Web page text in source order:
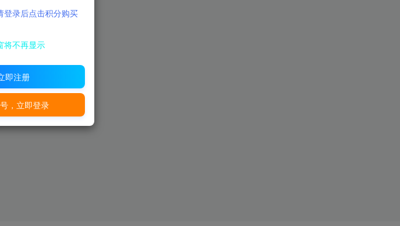
登录后点击积分购买
将不再显示
即注册
，立即登录